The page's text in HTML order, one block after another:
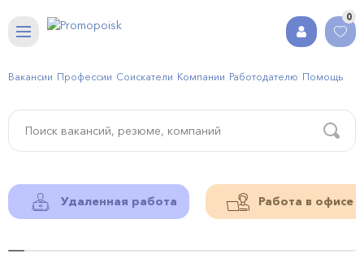
0
Вакансии Профессии Соискатели Компании Работодателю Помощь
Удаленная работа Работа в офисе